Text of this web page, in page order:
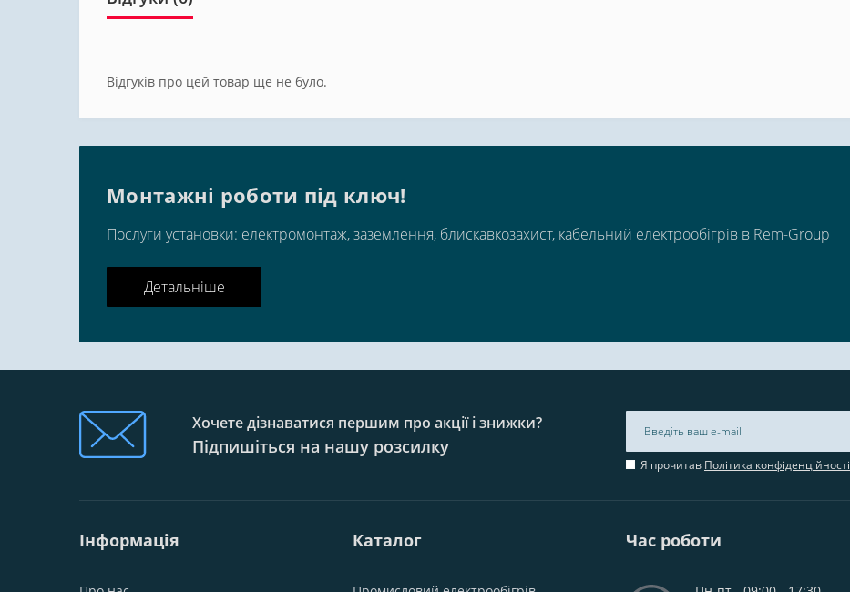
Відгуків про цей товар ще не було.
Монтажні роботи під ключ!
Послуги установки: електромонтаж, заземлення, блискавкозахист, кабельний електрообігрів в Rem-Group
Детальніше
Хочете дізнаватися першим про акції і знижки?
Підпишіться на нашу розсилку
Я прочитав Політика конфіденційності
Інформація Каталог Час роботи